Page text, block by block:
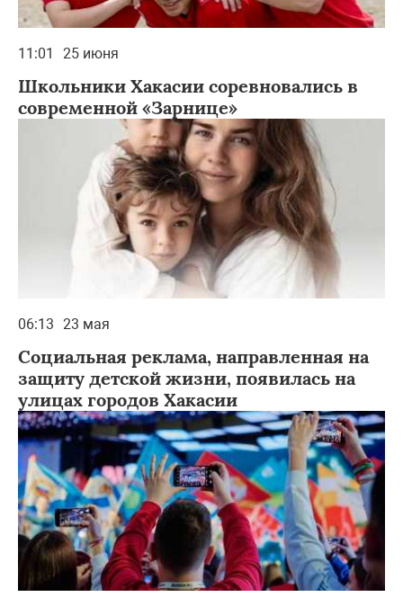
11:01 25 июня
Школьники Хакасии соревновались в
современной «Зарнице»
06:13 23 мая
Социальная реклама, направленная на
защиту детской жизни, появилась на
улицах городов Хакасии